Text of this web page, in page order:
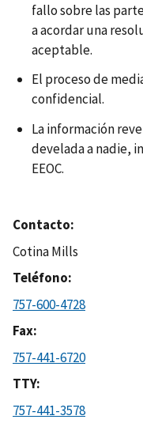
fallo sobre las
a acordar una
aceptable.
El proceso de
confidencial.
La información
develada a nadie,
EEOC.
Contacto
Cotina Mills
Teléfono
757-600-4728
Fax
757-441-6720
TTY
757-441-3578